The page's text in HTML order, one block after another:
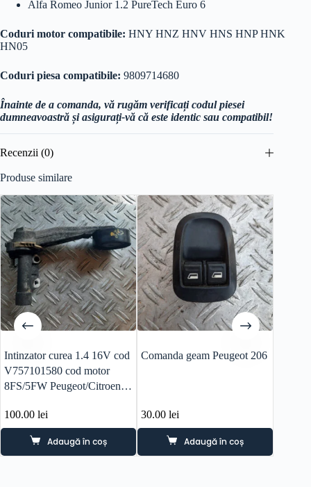
Alfa Romeo Junior 1.2 PureTech Euro 6
Coduri motor compatibile: HNY HNZ HNV HNS HNP HNK
HN05
Coduri piesa compatibile: 9809714680
Înainte de a comanda, vă rugăm verificați codul piesei
dumneavoastră și asigurați-vă că este identic sau compatibil!
Recenzii (0)
Produse similare
Intinzator curea 1.4 16V cod
V757101580 cod motor
8FS/5FW Peugeot/Citroen
100.00 lei
Adaugă în coș
Comanda geam Peugeot 206
30.00lei
Adaugă în coș